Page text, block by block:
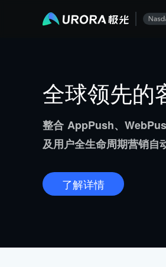
全球领先的
整合 AppPush、
及用户全生命周期营销自
了解详情